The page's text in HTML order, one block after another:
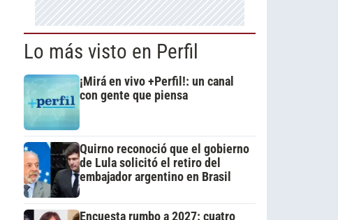
Lo más visto en Perfil
¡Mirá en vivo +Perfil!: un canal
con gente que piensa
Quirno reconoció que el gobierno
de Lula solicitó el retiro del
embajador argentino en Brasil
Encuesta rumbo a 2027: cuatro